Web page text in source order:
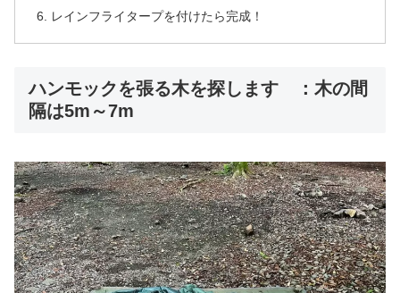
レインフライタープを付けたら完成！
ハンモックを張る木を探します ：木の間
隔は5m～7m